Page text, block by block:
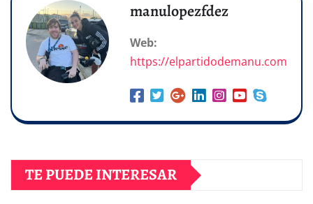
manulopezfdez
Web:
https://elpartidodemanu.com
TE PUEDE INTERESAR